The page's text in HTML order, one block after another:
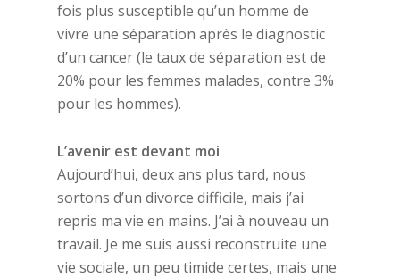
fois plus susceptible qu’un homme de
vivre une séparation après le diagnostic
d’un cancer (le taux de séparation est de
20% pour les femmes malades, contre 3%
pour les hommes).
L’avenir est devant moi
Aujourd’hui, deux ans plus tard, nous
sortons d’un divorce difficile, mais j’ai
repris ma vie en mains. J’ai à nouveau un
travail. Je me suis aussi reconstruite une
vie sociale, un peu timide certes, mais une